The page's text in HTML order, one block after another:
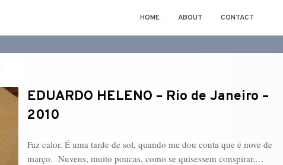
HOME ABOUT CONTACT
EDUARDO HELENO – Rio de Janeiro –
2010
Faz calor. É uma tarde de sol, quando me dou conta que é nove de
março. Nuvens, muito poucas, como se quisessem conspirar,…